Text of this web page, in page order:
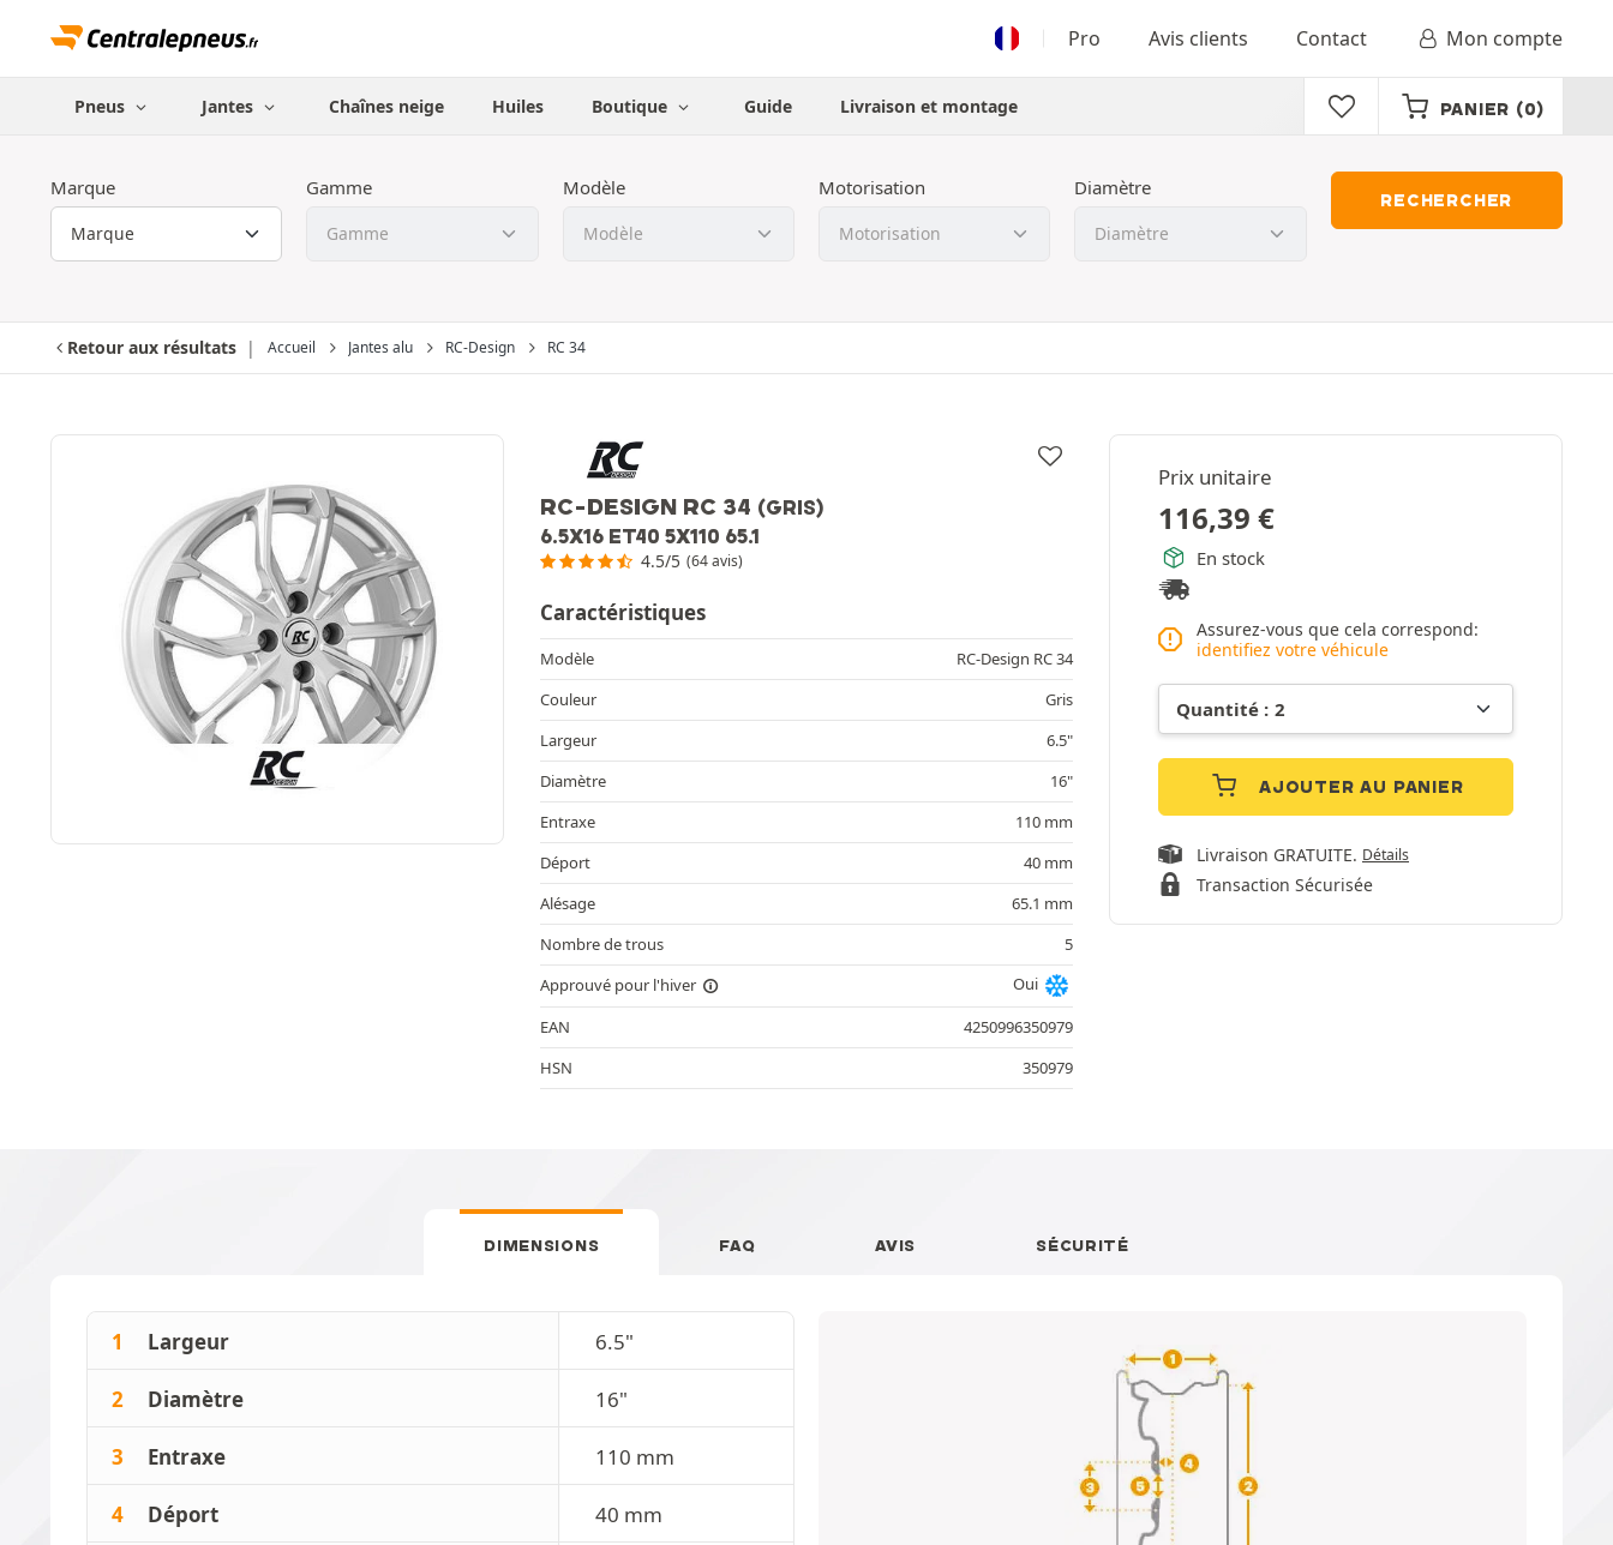
Pro Avis clients Contact Mon compte
Pneus Jantes Chaînes neige Huiles Boutique Guide Livraison et montage PANIER (0)
Marque Gamme Modèle Motorisation Diamètre
RECHERCHER
Retour aux résultats Accueil Jantes alu RC-Design RC 34
RC-DESIGN RC 34 (GRIS)
6.5X16 ET40 5X110 65.1
4.5/5 (64 avis)
Prix unitaire
116,39 €
En stock
Assurez-vous que cela correspond:
identifiez votre véhicule
AJOUTER AU PANIER
Livraison GRATUITE. Détails
Transaction Sécurisée
Caractéristiques
Modèle
RC-Design RC 34
Couleur
Gris
Largeur
6.5"
Diamètre
16"
Entraxe
110 mm
Déport
40 mm
Alésage
65.1 mm
Nombre de trous
5
Approuvé pour l'hiver
Oui
EAN
4250996350979
HSN
350979
DIMENSIONS FAQ AVIS SÉCURITÉ
1 Largeur 6.5"
2 Diamètre 16"
3 Entraxe 110 mm
4 Déport 40 mm